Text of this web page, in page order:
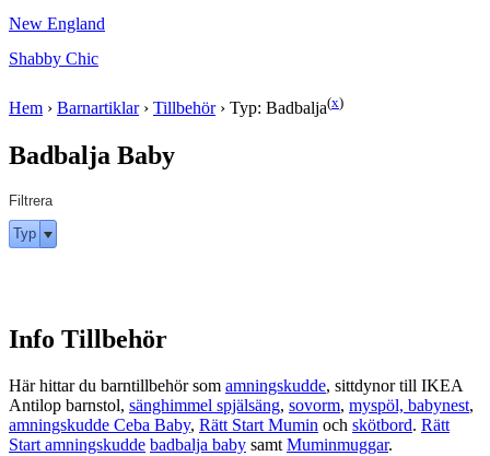
New England
Shabby Chic
Hem › Barnartiklar› Tillbehör› Typ: Badbalja(x)
Badbalja Baby
Filtrera
Typ
Info Tillbehör
Här hittar du barntillbehör som amningskudde, sittdynor till IKEA
Antilop barnstol, sänghimmel spjälsäng, sovorm, myspöl, babynest,
amningskudde Ceba Baby, Rätt Start Mumin och skötbord. Rätt
Start amningskudde badbalja baby samt Muminmuggar.